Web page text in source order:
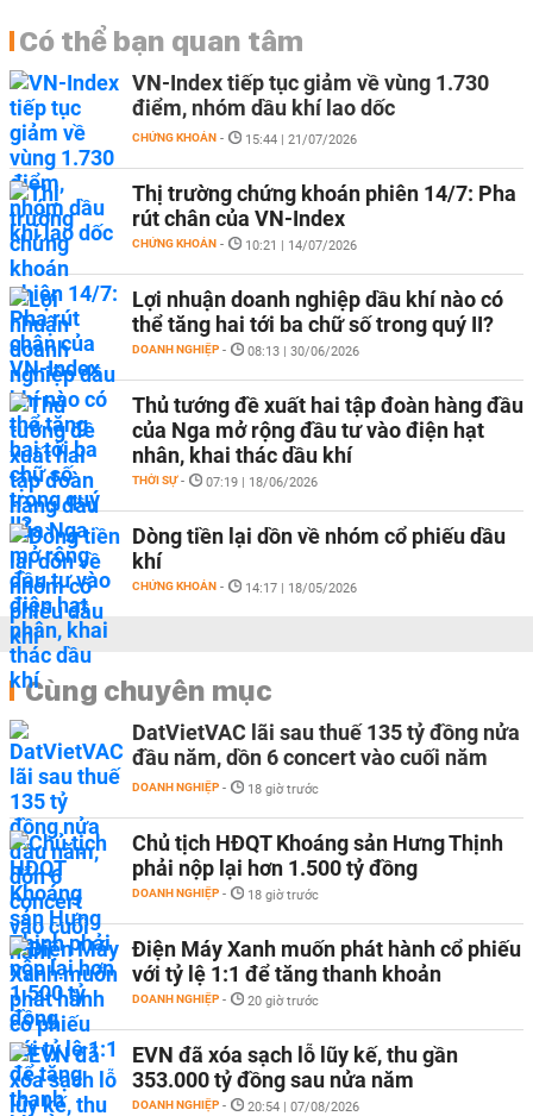
Có thể bạn quan tâm
VN-Index tiếp tục giảm về vùng 1.730
điểm, nhóm dầu khí lao dốc
CHỨNG KHOÁN - 15:44 | 21/07/2026
Thị trường chứng khoán phiên 14/7: Pha
rút chân của VN-Index
CHỨNG KHOÁN - 10:21 | 14/07/2026
Lợi nhuận doanh nghiệp dầu khí nào có
thể tăng hai tới ba chữ số trong quý II?
DOANH NGHIỆP - 08:13 | 30/06/2026
Thủ tướng đề xuất hai tập đoàn hàng đầu
của Nga mở rộng đầu tư vào điện hạt
nhân, khai thác dầu khí
THỜI SỰ - 07:19 | 18/06/2026
Dòng tiền lại dồn về nhóm cổ phiếu dầu
khí
CHỨNG KHOÁN - 14:17 | 18/05/2026
Cùng chuyên mục
DatVietVAC lãi sau thuế 135 tỷ đồng nửa
đầu năm, dồn 6 concert vào cuối năm
DOANH NGHIỆP - 18 giờ trước
Chủ tịch HĐQT Khoáng sản Hưng Thịnh
phải nộp lại hơn 1.500 tỷ đồng
DOANH NGHIỆP - 18 giờ trước
Điện Máy Xanh muốn phát hành cổ phiếu
với tỷ lệ 1:1 để tăng thanh khoản
DOANH NGHIỆP - 20 giờ trước
EVN đã xóa sạch lỗ lũy kế, thu gần
353.000 tỷ đồng sau nửa năm
DOANH NGHIỆP - 20:54 | 07/08/2026